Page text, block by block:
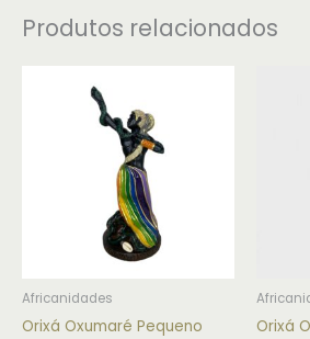
Produtos relacionados
Africanidades
Orixá Oxumaré Pequeno Orixá